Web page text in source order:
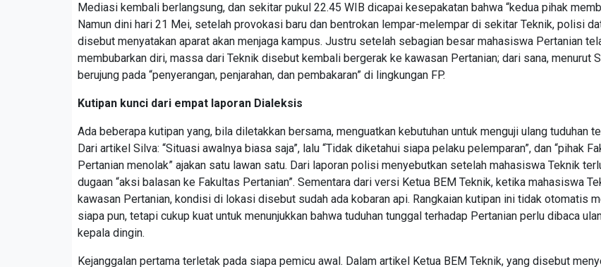
Mediasi kembali berlangsung, dan sekitar pukul 22.45 WIB dicapai kesepakatan bahwa “kedua pihak
Namun dini hari 21 Mei, setelah provokasi baru dan bentrokan lempar-melempar di sekitar Teknik, polisi
disebut menyatakan aparat akan menjaga kampus. Justru setelah sebagian besar mahasiswa Pertanian
membubarkan diri, massa dari Teknik disebut kembali bergerak ke kawasan Pertanian; dari sana, menurut
berujung pada “penyerangan, penjarahan, dan pembakaran” di lingkungan FP.
Kutipan kunci dari empat laporan Dialeksis
Ada beberapa kutipan yang, bila diletakkan bersama, menguatkan kebutuhan untuk menguji ulang tuduhan
Dari artikel Silva: “Situasi awalnya biasa saja”, lalu “Tidak diketahui siapa pelaku pelemparan”, dan “pihak
Pertanian menolak” ajakan satu lawan satu. Dari laporan polisi menyebutkan setelah mahasiswa Teknik
dugaan “aksi balasan ke Fakultas Pertanian”. Sementara dari versi Ketua BEM Teknik, ketika mahasiswa
kawasan Pertanian, kondisi di lokasi disebut sudah ada kobaran api. Rangkaian kutipan ini tidak otomatis
siapa pun, tetapi cukup kuat untuk menunjukkan bahwa tuduhan tunggal terhadap Pertanian perlu dibaca
kepala dingin.
Kejanggalan pertama terletak pada siapa pemicu awal. Dalam artikel Ketua BEM Teknik, yang disebut